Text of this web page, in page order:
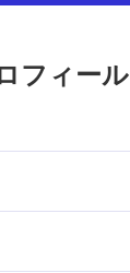
フィール